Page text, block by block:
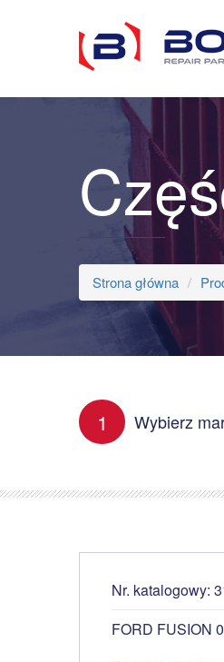
Strona główna
1 Wybierz
Nr. katalogowy:
FORD FUSION